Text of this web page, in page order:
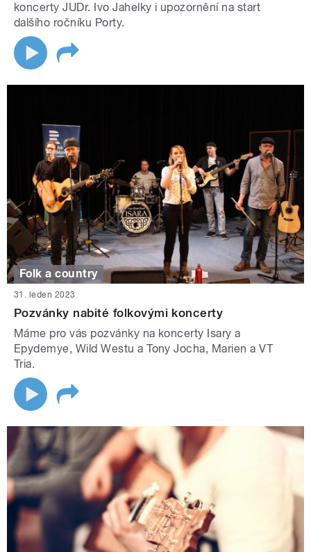
koncerty JUDr. Ivo Jahelky i upozornění na start
dalšího ročníku Porty.
Folk a country
31. leden 2023
Pozvánky nabité folkovými koncerty
Máme pro vás pozvánky na koncerty Isary a
Epydemye, Wild Westu a Tony Jocha, Marien a VT
Tria.